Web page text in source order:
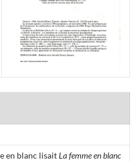
en blanc lisaitLa femme en blanc